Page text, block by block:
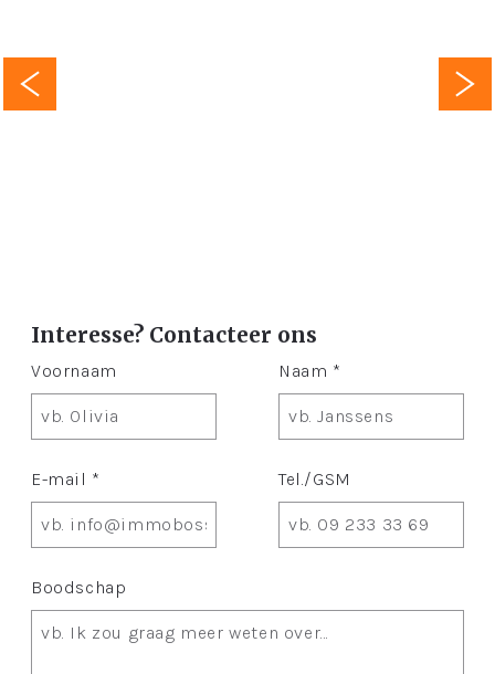
Interesse? Contacteer ons
Voornaam Naam *
E-mail * Tel./GSM
Boodschap